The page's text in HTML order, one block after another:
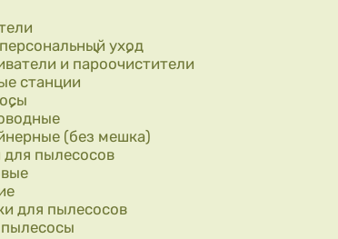
уход
и пароочистители
станции
(без мешка)
пылесосов
для пылесосов